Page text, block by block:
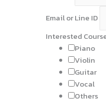
Email or Line ID
Interested
Piano
Violin
Guitar
Vocal
Others